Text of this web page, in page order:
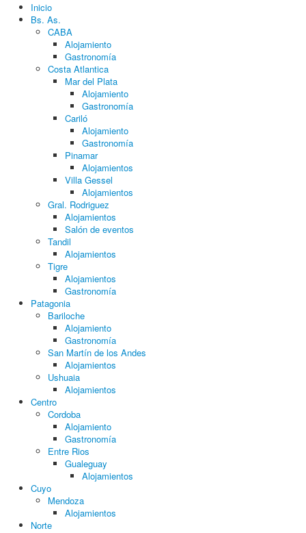
Inicio
Bs. As.
CABA
Alojamiento
Gastronomía
Costa Atlantica
Mar del Plata
Alojamiento
Gastronomía
Cariló
Alojamiento
Gastronomía
Pinamar
Alojamientos
Villa Gessel
Alojamientos
Gral. Rodriguez
Alojamientos
Salón de eventos
Tandil
Alojamientos
Tigre
Alojamientos
Gastronomía
Patagonia
Bariloche
Alojamiento
Gastronomía
San Martín de los Andes
Alojamientos
Ushuaia
Alojamientos
Centro
Cordoba
Alojamiento
Gastronomía
Entre Rios
Gualeguay
Alojamientos
Cuyo
Mendoza
Alojamientos
Norte